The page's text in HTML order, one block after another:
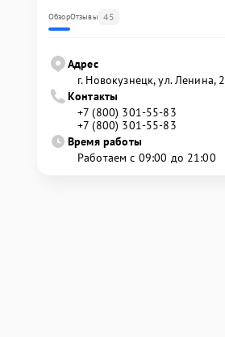
ОбзорОтзывы 45
Адрес
г. Новокузнецк, ул. Ленина, 2
Контакты
+7 (800) 301-55-83
+7 (800) 301-55-83
Время работы
Работаем с 09:00 до 21:00